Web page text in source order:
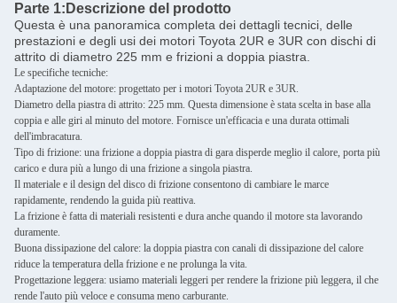
Parte 1: Descrizione del prodotto
Questa è una panoramica completa dei dettagli tecnici, delle
prestazioni e degli usi dei motori Toyota 2UR e 3UR con dischi di
attrito di diametro 225 mm e frizioni a doppia piastra.
Le specifiche tecniche:
Adaptazione del motore: progettato per i motori Toyota 2UR e 3UR.
Diametro della piastra di attrito: 225 mm. Questa dimensione è stata scelta in base alla
coppia e alle giri al minuto del motore. Fornisce un'efficacia e una durata ottimali
dell'imbracatura.
Tipo di frizione: una frizione a doppia piastra di gara disperde meglio il calore, porta più
carico e dura più a lungo di una frizione a singola piastra.
Il materiale e il design del disco di frizione consentono di cambiare le marce
rapidamente, rendendo la guida più reattiva.
La frizione è fatta di materiali resistenti e dura anche quando il motore sta lavorando
duramente.
Buona dissipazione del calore: la doppia piastra con canali di dissipazione del calore
riduce la temperatura della frizione e ne prolunga la vita.
Progettazione leggera: usiamo materiali leggeri per rendere la frizione più leggera, il che
rende l'auto più veloce e consuma meno carburante.